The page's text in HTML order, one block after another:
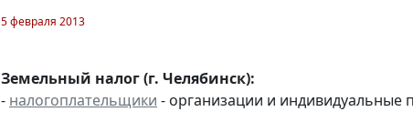
5 февраля 2013
Земельный налог (г. Челябинск):
- налогоплательщики - организации и индивидуальные